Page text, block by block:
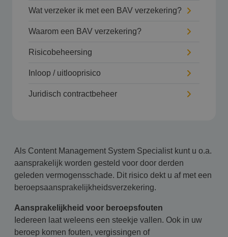
Wat verzeker ik met een BAV verzekering?
Waarom een BAV verzekering?
Risicobeheersing
Inloop / uitlooprisico
Juridisch contractbeheer
Als Content Management System Specialist kunt u o.a.
aansprakelijk worden gesteld voor door derden
geleden vermogensschade. Dit risico dekt u af met een
beroepsaansprakelijkheidsverzekering.
Aansprakelijkheid voor beroepsfouten
Iedereen laat weleens een steekje vallen. Ook in uw
beroep komen fouten, vergissingen of